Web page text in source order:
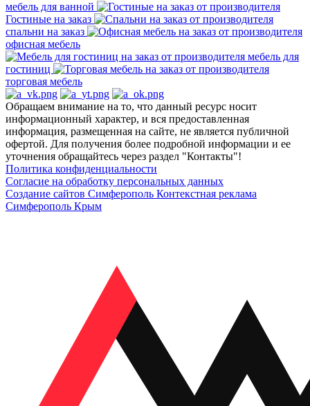
мебель для ванной
Гостиные на заказ
спальни на заказ
офисная мебель
мебель для
гостиниц
торговая мебель
Обращаем внимание на то, что данный ресурс носит
информационный характер, и вся предоставленная
информация, размещенная на сайте, не является публичной
офертой. Для получения более подробной информации и ее
уточнения обращайтесь через раздел "Контакты"!
Политика конфиденциальности
Согласие на обработку персональных данных
Создание сайтов Симферополь Контекстная реклама
Симферополь Крым